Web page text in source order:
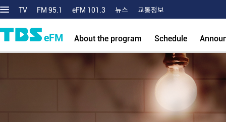
TV FM 95.1 eFM 101.3 뉴스 교통정보
eFM About the program Schedule